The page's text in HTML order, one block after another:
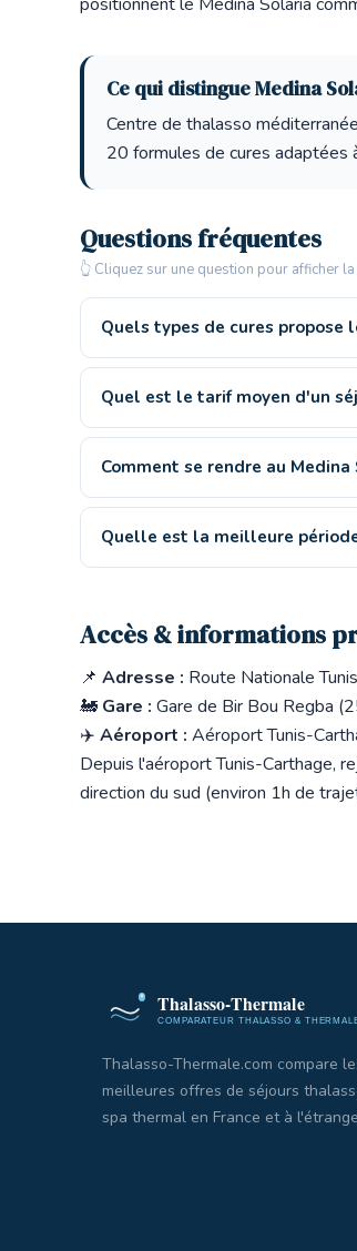
Ce qui distingue Medina
Centre de thalasso
20 formules de cures adaptées
Questions fréquentes
👆 Cliquez sur une question pour afficher
Quels types de cures propose
Quel est le tarif moyen d'un
Comment se rendre au
Quelle est la meilleure
Accès & informations
📌 Adresse : Route Nationale
🚂 Gare : Gare de Bir Bou Regba
✈️ Aéroport : Aéroport Tunis-
Depuis l'aéroport Tunis-Carthage,
direction du sud (environ 1h de
Thalasso-Thermale.com compare
meilleures offres de séjours
spa thermal en France et à